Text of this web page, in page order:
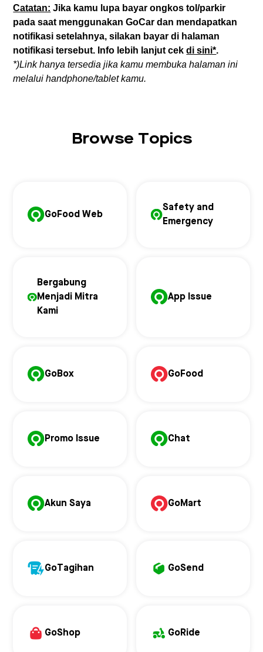
Catatan: Jika kamu lupa bayar ongkos tol/parkir
pada saat menggunakan GoCar dan mendapatkan
notifikasi setelahnya, silakan bayar di halaman
notifikasi tersebut. Info lebih lanjut cekdi sini*.
*)Link hanya tersedia jika kamu membuka halaman ini
melalui handphone/tablet kamu.
Browse Topics
GoFood Web
Safety and
Emergency
Bergabung
Menjadi Mitra
Kami
App Issue
GoBox GoFood
Promo Issue Chat
Akun Saya GoMart
GoTagihan GoSend
GoShop GoRide